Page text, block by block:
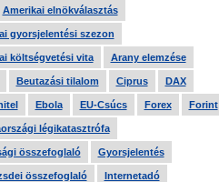
Amerikai elnökválasztás
gyorsjelentési szezon
költségvetési vita Arany elemzése
Beutazási tilalom Ciprus DAX
Ebola EU-Csúcs Forex Forint
légikatasztrófa
összefoglaló Gyorsjelentés
összefoglaló Internetadó